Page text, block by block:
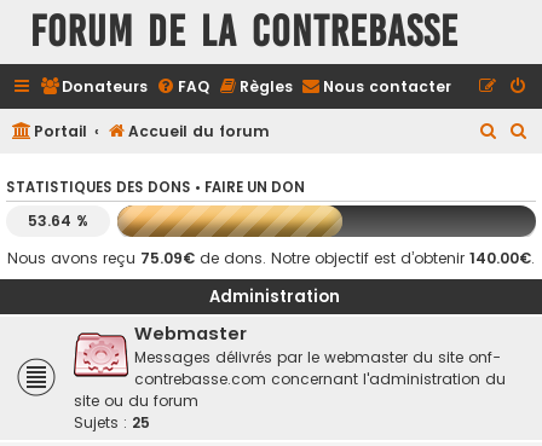
FORUM DE LA CONTREBASSE
Donateurs FAQ Règles Nous contacter
Portail Accueil du forum
h
e
c
e
c
e
STATISTIQUES DES DONS • FAIRE UN DON
53.64 %
Nous avons reçu 75.09€ de dons. Notre objectif est d’obtenir 140.00€.
Administration
Webmaster
Messages délivrés par le webmaster du site onf-
contrebasse.com concernant l'administration du
site ou du forum
Sujets : 25